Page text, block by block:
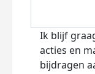
Ik blijf
acties en
bijdragen